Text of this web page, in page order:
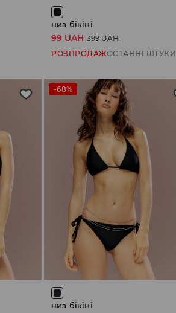
низ бікіні
99 UAH 399 UAH
РОЗПРОДАЖОСТАННІ ШТУКИ
-68%
низ бікіні